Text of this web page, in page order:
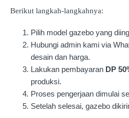
Berikut langkah-langkahnya:
Pilih model gazebo yang
Hubungi admin kami via
desain dan harga.
Lakukan pembayaran DP
produksi.
Proses pengerjaan dimulai
Setelah selesai, gazebo